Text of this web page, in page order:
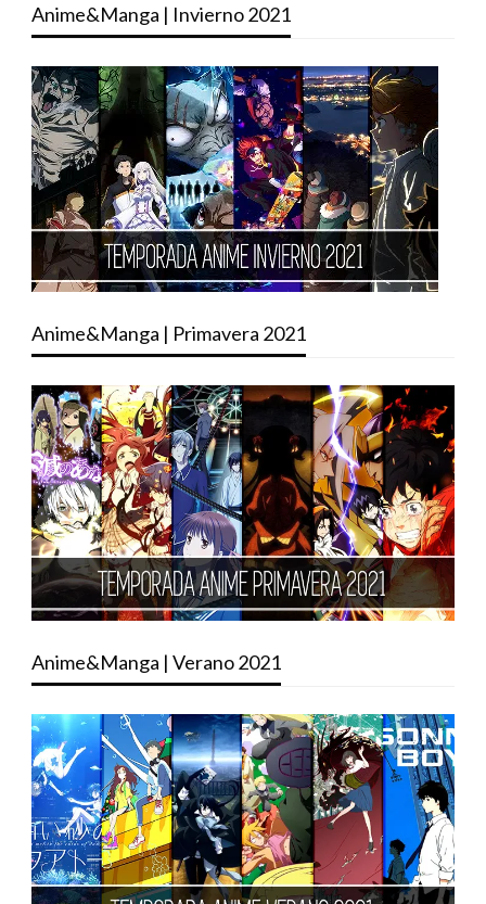
Anime&Manga | Invierno 2021
Anime&Manga | Primavera 2021
Anime&Manga | Verano 2021